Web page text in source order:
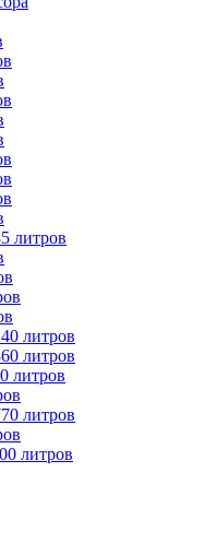
литров
литров
литров
литров
литров
литров